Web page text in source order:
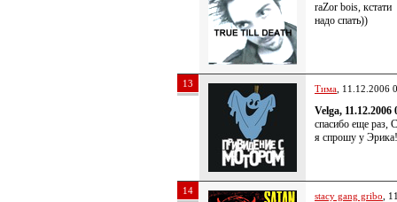
raZor bois, кстати
надо спать))
13 Тима , 11.12.2006
Velga, 11.12.2006
спасибо еще раз,
я спрошу у
14 stacy gang gribo ,